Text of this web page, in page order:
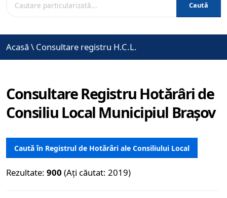
Caută
Acasă \ Consultare registru H.C.L.
Consultare Registru Hotărâri de
Consiliu Local Municipiul Brașov
Caută în Registrul de Hotărâri ale Consiliului Local
Rezultate: 900 (Ați căutat: 2019)